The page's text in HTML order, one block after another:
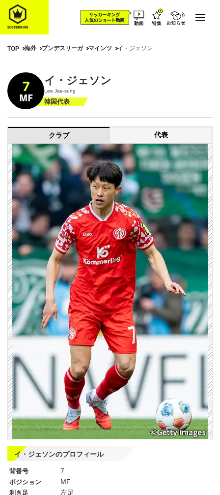
TOP 海外 ブンデスリーガ マインツ イ・ジェソン
クラブ 代表
7
MF
イ・ジェソン
Lee Jae-sung
韓国代表
イ・ジェソンのプロフィール
背番号 7
ポジション MF
利き足 左足